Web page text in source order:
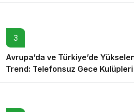
3
Avrupa’da ve Türkiye’de
Trend: Telefonsuz Gece Kulüpleri